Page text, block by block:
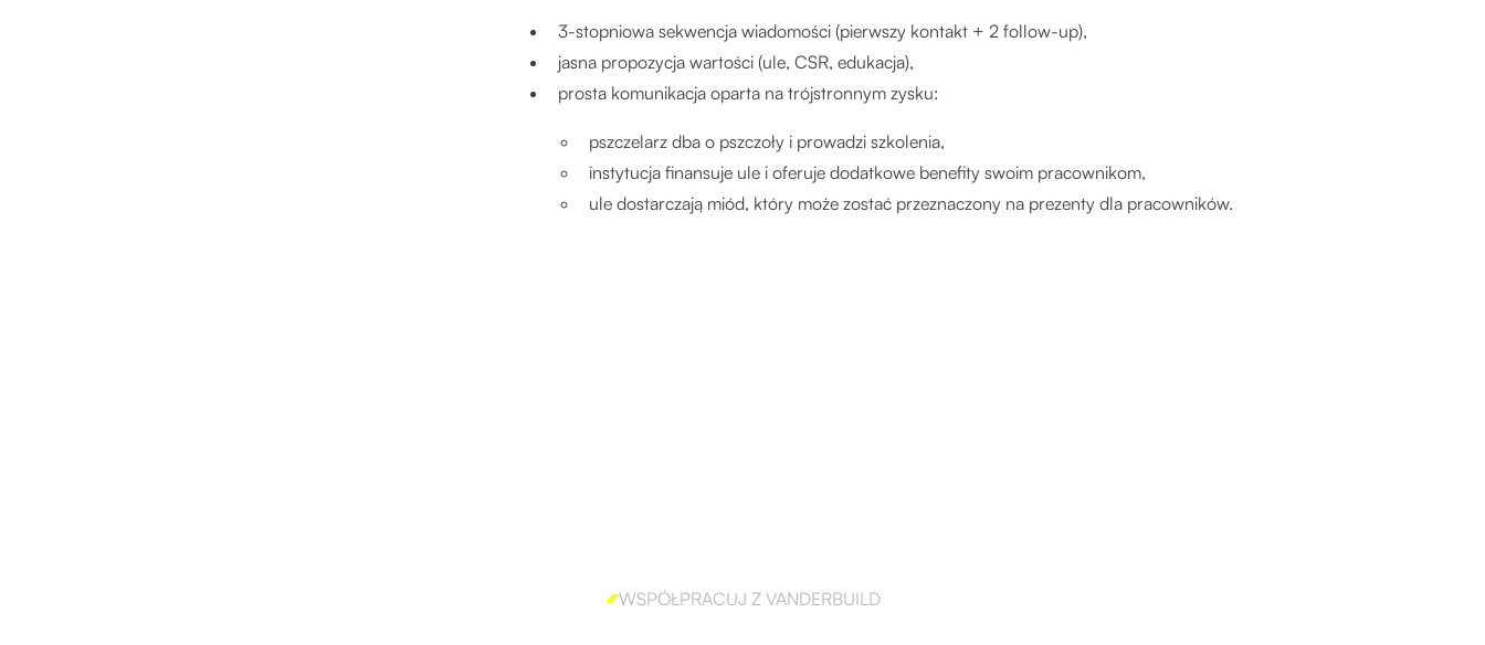
3-stopniowa sekwencja wiadomości (pierwszy kontakt + 2 follow-up),
jasna propozycja wartości (ule, CSR, edukacja),
prosta komunikacja oparta na trójstronnym zysku:
pszczelarz dba o pszczoły i prowadzi szkolenia,
instytucja finansuje ule i oferuje dodatkowe benefity swoim pracownikom,
ule dostarczają miód, który może zostać przeznaczony na prezenty dla pracowników.
WSPÓŁPRACUJ Z VANDERBUILD